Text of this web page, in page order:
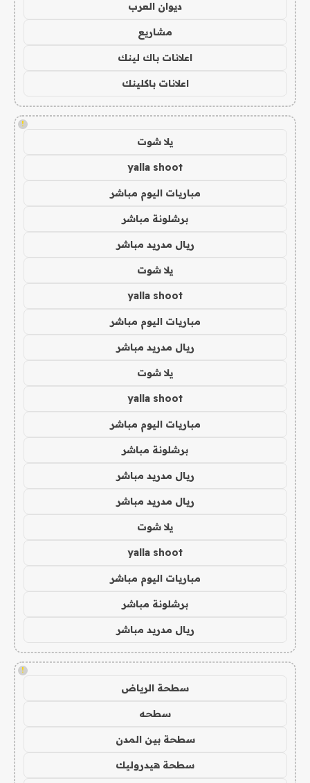
ديوان العرب
مشاريع
اعلانات باك لينك
اعلانات باكلينك
!
يلا شوت
yalla shoot
مباريات اليوم مباشر
برشلونة مباشر
ريال مدريد مباشر
يلا شوت
yalla shoot
مباريات اليوم مباشر
ريال مدريد مباشر
يلا شوت
yalla shoot
مباريات اليوم مباشر
برشلونة مباشر
ريال مدريد مباشر
ريال مدريد مباشر
يلا شوت
yalla shoot
مباريات اليوم مباشر
برشلونة مباشر
ريال مدريد مباشر
!
سطحة الرياض
سطحه
سطحة بين المدن
سطحة هيدروليك